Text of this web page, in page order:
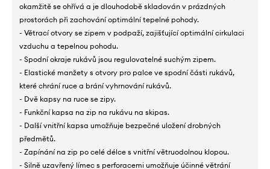
okamžitě se ohřívá a je dlouhodobě skladován v prázdných
prostorách při zachování optimální tepelné pohody.
- Větrací otvory se zipem v podpaží, zajišťující optimální cirkulaci
vzduchu a tepelnou pohodu.
- Spodní okraje rukávů jsou regulovatelné suchým zipem.
- Elastické manžety s otvory pro palce ve spodní části rukávů,
které chrání ruce a brání vyhrnování rukávů.
- Dvě kapsy na ruce se zipy.
- Funkční kapsa na zip na rukávu na skipas.
- Další vnitřní kapsa umožňuje bezpečné uložení drobných
předmětů.
- Zapínání na zip po celé délce s vnitřní větruodolnou klopou.
- Silně uzavřený límec s perforacemi umožňuje účinné větrání